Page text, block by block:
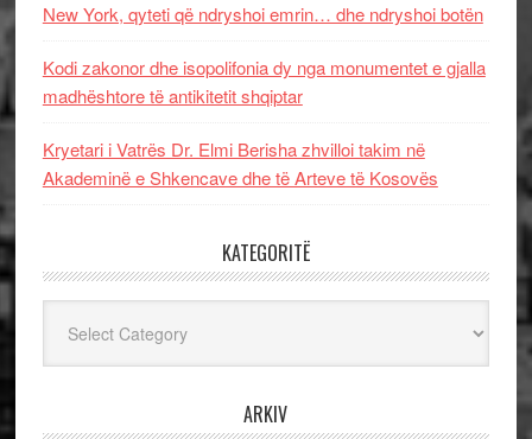
New York, qyteti që ndryshoi emrin… dhe ndryshoi botën
Kodi zakonor dhe isopolifonia dy nga monumentet e gjalla
madhështore të antikitetit shqiptar
Kryetari i Vatrës Dr. Elmi Berisha zhvilloi takim në
Akademinë e Shkencave dhe të Arteve të Kosovës
KATEGORITË
ARKIV